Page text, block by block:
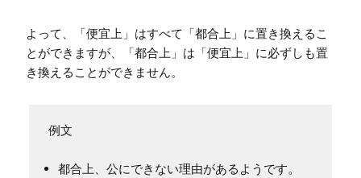
よって、「便宜上」はすべて「都合上」に置き換えるこ
とができますが、「都合上」は「便宜上」に必ずしも置
き換えることができません。
都合上、公にできない理由があるようです。